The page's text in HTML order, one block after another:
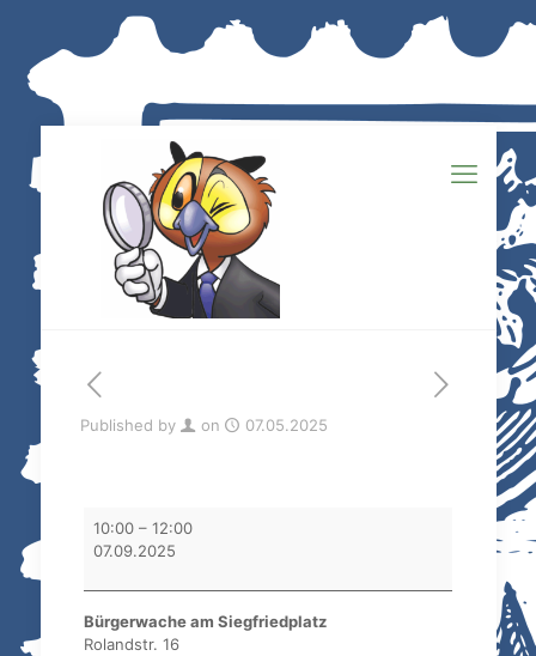
Published by on 07.05.2025
BSG
Bielefeld
10:00 – 12:00
07.09.2025
Bürgerwache am Siegfriedplatz
Rolandstr. 16